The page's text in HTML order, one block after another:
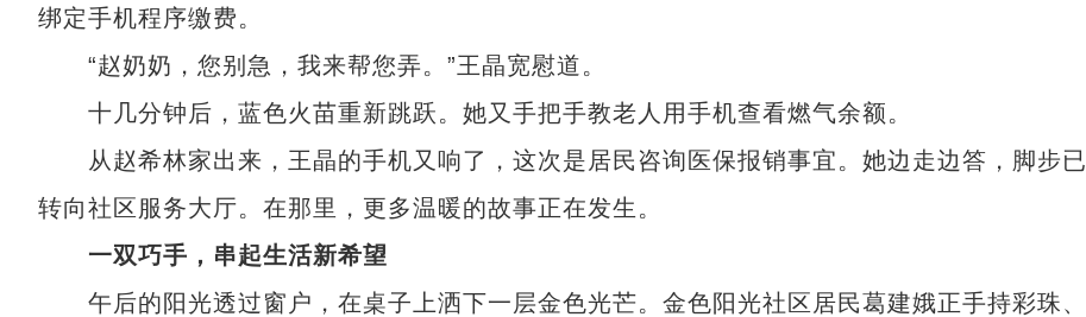
绑定手机程序缴费。
“赵奶奶，您别急，我来帮您弄。”王晶宽慰道。
十几分钟后，蓝色火苗重新跳跃。她又手把手教老人用手机查看燃气余额。
从赵希林家出来，王晶的手机又响了，这次是居民咨询医保报销事宜。她边走边答，脚步已
转向社区服务大厅。在那里，更多温暖的故事正在发生。
一双巧手，串起生活新希望
午后的阳光透过窗户，在桌子上洒下一层金色光芒。金色阳光社区居民葛建娥正手持彩珠、